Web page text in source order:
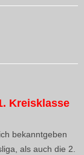
Kreisklasse
bekanntgeben
als auch die 2.